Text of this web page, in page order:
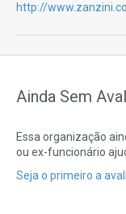
http://
Ainda Sem
Essa organização
ou ex-funcionário
Seja o primeiro a